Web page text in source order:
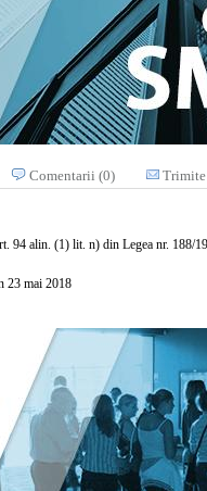
Comentarii (0)
94 alin. (1) lit. n) din Legea nr.
mai 2018